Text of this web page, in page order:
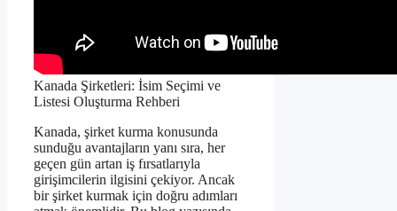
Kanada Şirketleri: İsim Seçimi ve
Listesi Oluşturma Rehberi
Kanada, şirket kurma konusunda
sunduğu avantajların yanı sıra, her
geçen gün artan iş fırsatlarıyla
girişimcilerin ilgisini çekiyor. Ancak
bir şirket kurmak için doğru adımları